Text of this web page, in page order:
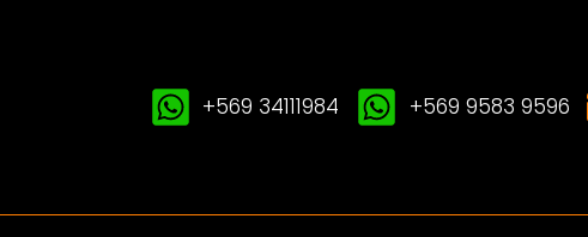
+569 34111984 +569 9583 9596